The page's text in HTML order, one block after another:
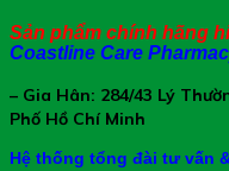
Sản phẩm chính hãng
Coastline Care
– Gia Hân: 284/43 Lý
Phố Hồ Chí Minh
Hệ thống tổng đài tư vấn